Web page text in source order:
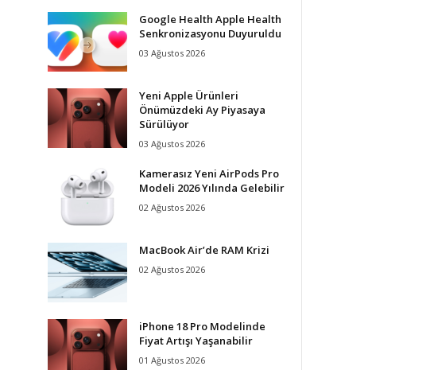
Google Health Apple Health
Senkronizasyonu Duyuruldu
03 Ağustos 2026
Yeni Apple Ürünleri
Önümüzdeki Ay Piyasaya
Sürülüyor
03 Ağustos 2026
Kamerasız Yeni AirPods Pro
Modeli 2026 Yılında Gelebilir
02 Ağustos 2026
MacBook Air’de RAM Krizi
02 Ağustos 2026
iPhone 18 Pro Modelinde
Fiyat Artışı Yaşanabilir
01 Ağustos 2026